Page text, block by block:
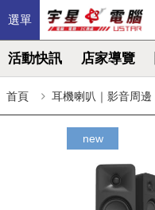
選單
活動快訊 店家導覽
首頁 耳機喇叭｜影音周邊
new